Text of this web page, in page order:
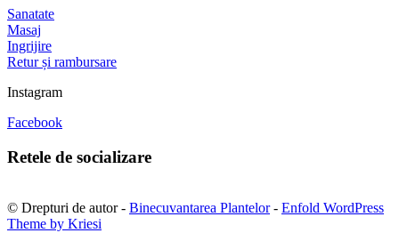
Sanatate
Masaj
Ingrijire
Retur și rambursare
Instagram
Facebook
Retele de socializare
© Drepturi de autor - Binecuvantarea Plantelor- Enfold WordPress
Theme by Kriesi